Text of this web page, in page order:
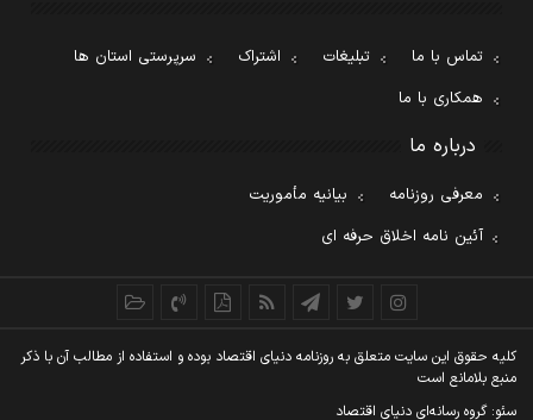
تماس با ما تبلیغات اشتراک
سرپرستی استان ها
همکاری با ما
درباره ما
معرفی روزنامه
بیانیه مأموریت
آئین نامه اخلاق حرفه ای
کليه حقوق اين سايت متعلق به روزنامه دنيای اقتصاد بوده و استفاده از مطالب آن با ذکر
منبع بلامانع است
سئو: گروه رسانه‌ای دنیای اقتصاد